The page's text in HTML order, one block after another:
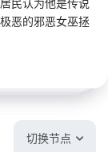
恶的邪恶女巫拯
切换节点